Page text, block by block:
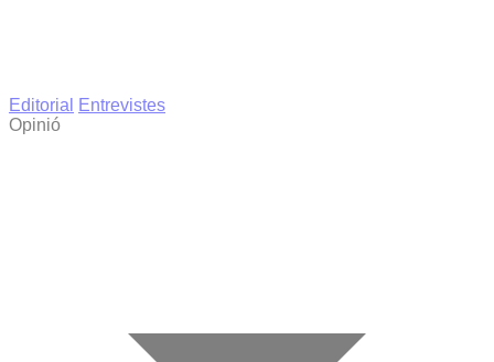
Editorial
Entrevistes
Opinió